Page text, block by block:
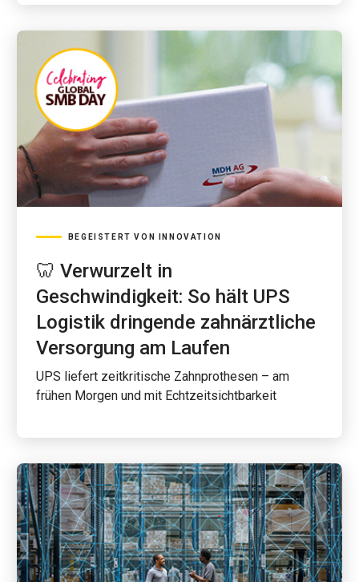
BEGEISTERT VON INNOVATION
🦷 Verwurzelt in
Geschwindigkeit: So hält UPS
Logistik dringende zahnärztliche
Versorgung am Laufen
UPS liefert zeitkritische Zahnprothesen – am
frühen Morgen und mit Echtzeitsichtbarkeit